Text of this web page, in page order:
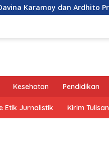
Ardhito Pramono?
Kesehatan Pendidikan
Etik Jurnalistik Kirim Tulisan